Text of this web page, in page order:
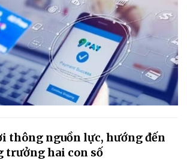
thông nguồn lực, hướng đến
trưởng hai con số